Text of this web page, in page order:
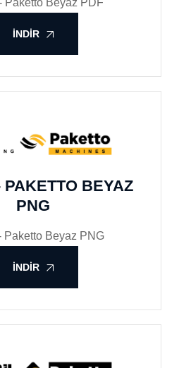
Paketto Beyaz PDF
İNDIR
BEYAZ
PNG
Paketto Beyaz PNG
İNDIR